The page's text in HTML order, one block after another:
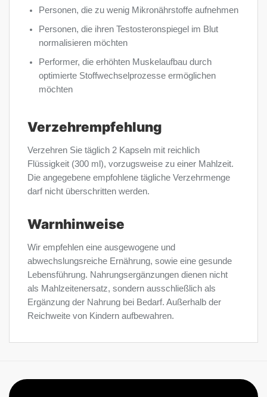
Personen, die zu wenig Mikronährstoffe aufnehmen
Personen, die ihren Testosteronspiegel im Blut
normalisieren möchten
Performer, die erhöhten Muskelaufbau durch
optimierte Stoffwechselprozesse ermöglichen
möchten
Verzehrempfehlung
Verzehren Sie täglich 2 Kapseln mit reichlich
Flüssigkeit (300 ml), vorzugsweise zu einer Mahlzeit.
Die angegebene empfohlene tägliche Verzehrmenge
darf nicht überschritten werden.
Warnhinweise
Wir empfehlen eine ausgewogene und
abwechslungsreiche Ernährung, sowie eine gesunde
Lebensführung. Nahrungsergänzungen dienen nicht
als Mahlzeitenersatz, sondern ausschließlich als
Ergänzung der Nahrung bei Bedarf. Außerhalb der
Reichweite von Kindern aufbewahren.